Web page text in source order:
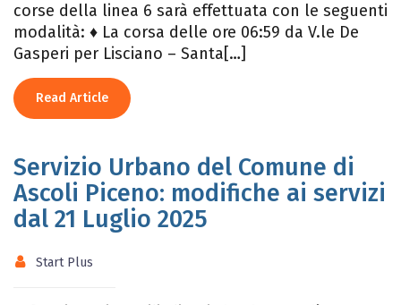
corse della linea 6 sarà effettuata con le seguenti
modalità: ♦ La corsa delle ore 06:59 da V.le De
Gasperi per Lisciano – Santa[…]
Read Article
Servizio Urbano del Comune di
Ascoli Piceno: modifiche ai servizi
dal 21 Luglio 2025
Start Plus